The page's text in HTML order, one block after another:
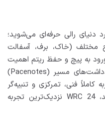
دنیای رالی حرفه‌ای می‌شوید؛
مختلف (خاک، برف، آسفالت
به پیچ و حفظ ریتم اهمیت
حیاتی دارد. نقش Co-Driver و یادداشت‌های مسیر (Pacenotes)
فنی، تمرکزی و تنبیه‌گر
ارائه می‌کند. اگر عاشق رالی هستید، WRC 24 نزدیک‌ترین تجربه